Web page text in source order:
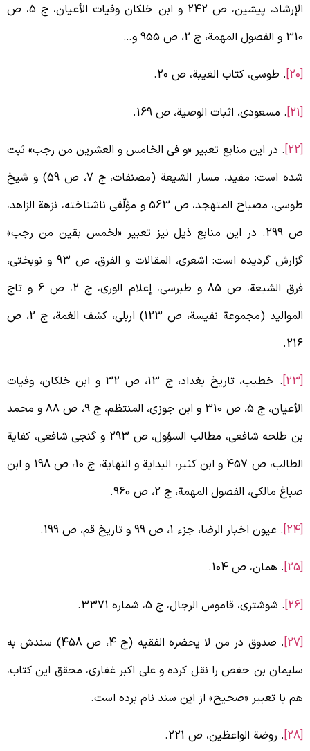
الإرشاد، پیشین، ص 242 و ابن خلکان وفیات الأعیان، ج 5، ص
المهمة، ج 2، ص 955 و…
. طوسی، کتاب الغیبة، ص 20.
. مسعودی، اثبات الوصیة، ص 169.
. در این منابع تعبیر «و فی الخامس و العشرین من رجب» ثبت
شده است: مفید، مسار الشیعة (مصنفات، ج 7، ص 59) و شیخ
طوسی، مصباح المتهجد، ص 563 و مؤلّفی ناشناخته، نزهة الزاهد،
ص 299. در این منابع ذیل نیز تعبیر «لخمس بقین من رجب»
گزارش گردیده است: اشعری، المقالات و الفرق، ص 93 و نوبختی،
فرق الشیعة، ص 85 و طبرسی، إعلام الوری، ج 2، ص 6 و تاج
الموالید (مجموعة نفیسة، ص 123) اربلی، کشف الغمة، ج 2، ص
. خطیب، تاریخ بغداد، ج 13، ص 32 و ابن خلکان، وفیات
الأعیان، ج 5، ص 310 و ابن جوزی، المنتظم، ج 9، ص 88 و محمد
بن طلحه شافعی، مطالب السؤول، ص 293 و گنجی شافعی، کفایة
الطالب، ص 457 و ابن کثیر، البدایة و النهایة، ج 10، ص 198 و ابن
مالکی، الفصول المهمة، ج 2، ص 960.
. عیون اخبار الرضا، جزء 1، ص 99 و تاریخ قم، ص 199.
. همان، ص 104.
. شوشتری، قاموس الرجال، ج 5، شماره 3371.
. صدوق در من لا یحضره الفقیه (ج 4، ص 458) سندش به
بن حفص را نقل کرده و علی اکبر غفاری، محقق این کتاب،
با تعبیر «صحیح» از این سند نام برده است.
. روضة الواعظین، ص 221.